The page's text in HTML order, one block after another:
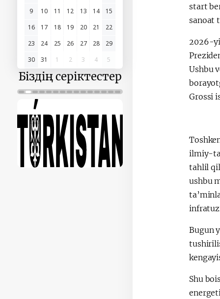
9
10 11 12 13 14
15
16
17 18 19 20 21
22
23
24 25 26 27 28
29
30
31 1 2 3 4 5
Біздің серіктестер
start
sanoat
2026-
Ushbu
Grossi
ilmiy-
tahlil
ushbu
Bugun
Shu